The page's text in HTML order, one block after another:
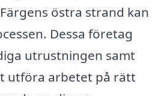
östra strand kan
Dessa företag
utrustningen samt
utföra arbetet på rätt